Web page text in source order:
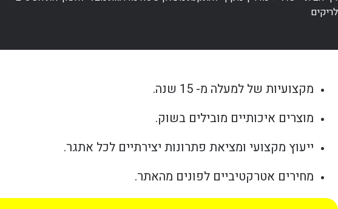
לריקים
מקצועיות של למעלה מ- 15 שנה.
מוצרים איכותיים מובילים בשוק.
ייעוץ מקצועי ומציאת פתרונות יצירתיים לכל אתגר.
מחירים אטרקטיביים לפונים מהאתר.